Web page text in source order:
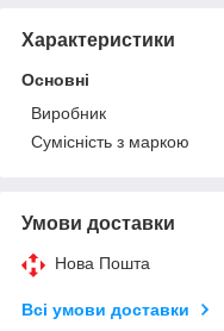
Характеристики
Основні
Виробник
Сумісність з маркою
Умови доставки
Нова Пошта
Всі умови доставки